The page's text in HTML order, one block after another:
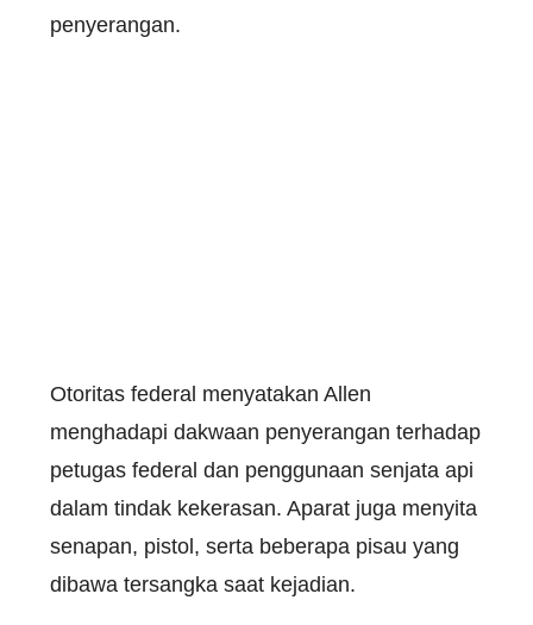
penyerangan.
Otoritas federal menyatakan Allen
menghadapi dakwaan penyerangan terhadap
petugas federal dan penggunaan senjata api
dalam tindak kekerasan. Aparat juga menyita
senapan, pistol, serta beberapa pisau yang
dibawa tersangka saat kejadian.